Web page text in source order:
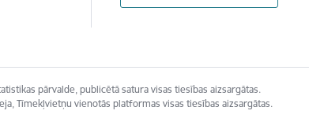
pārvalde, publicētā satura visas tiesības aizsargātas.
Tīmekļvietņu vienotās platformas visas tiesības aizsargātas.